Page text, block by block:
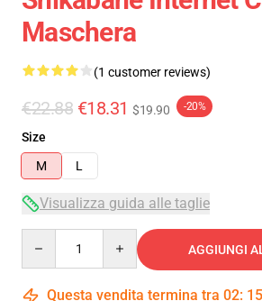
Maschera
(1 customer reviews)
€22.88 €18.31 $19.90 -20%
Size
M
L
Visualizza guida alle taglie
AGGIUNGI
Questa vendita termina tra 02: 15